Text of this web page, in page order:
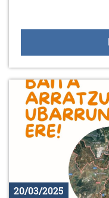
20/03/2025